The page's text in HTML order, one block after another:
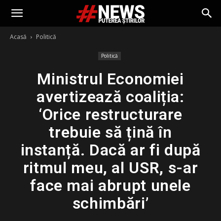
Acasă Politică
Politică
Ministrul Economiei
avertizează coaliția:
‘Orice restructurare
trebuie să țină în
instanță. Dacă ar fi după
ritmul meu, al USR, s-ar
face mai abrupt unele
schimbări’